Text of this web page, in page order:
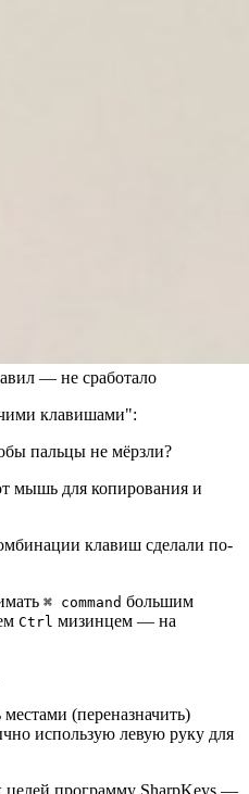
— не сработало
клавишами":
пальцы не мёрзли?
мышь для копирования и
клавиш сделали по-
⌘ command большим
Ctrl мизинцем — на
(переназначить)
использую левую руку для
целей программу SharpKeys —